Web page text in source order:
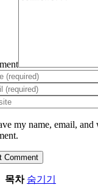
my name, email,
목차 숨기기